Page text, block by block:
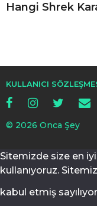
Hangi Shrek
KULLANICI
© 2026 Onca Şey
Sitemizde size en
kullanıyoruz.
kabul etmiş